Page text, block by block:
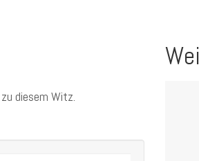
diesem Witz.